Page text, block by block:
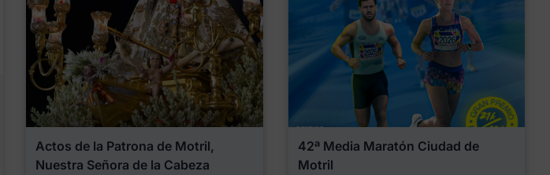
Actos de la Patrona de Motril,
Nuestra Señora de la Cabeza
42ª Media Maratón Ciudad de
Motril